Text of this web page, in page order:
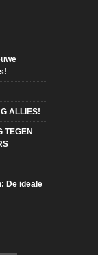
ALLIES!
TEGEN
De ideale